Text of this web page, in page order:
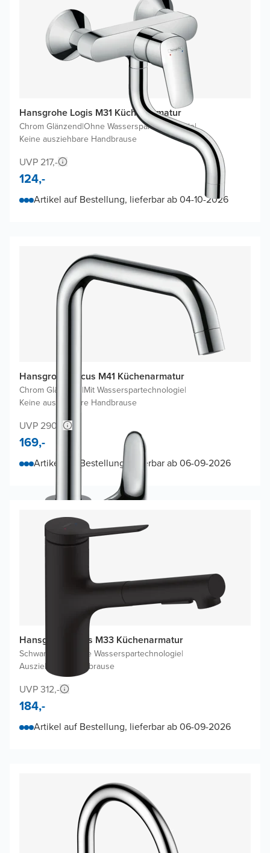
Hansgrohe Logis M31 Küchenarmatur
Chrom Glänzend|Ohne Wasserspartechnologie|
Keine ausziehbare Handbrause
UVP 217,-
124,-
Artikel auf Bestellung, lieferbar ab 04-10-2026
Hansgrohe Focus M41 Küchenarmatur
Chrom Glänzend |Mit Wasserspartechnologie|
Keine ausziehbare Handbrause
UVP 290,-
169,-
Artikel auf Bestellung, lieferbar ab 06-09-2026
Hansgrohe Zesis M33 Küchenarmatur
Schwarz Matt Ohne Wasserspartechnologie|
Ausziehbare Handbrause
UVP 312,-
184,-
Artikel auf Bestellung, lieferbar ab 06-09-2026